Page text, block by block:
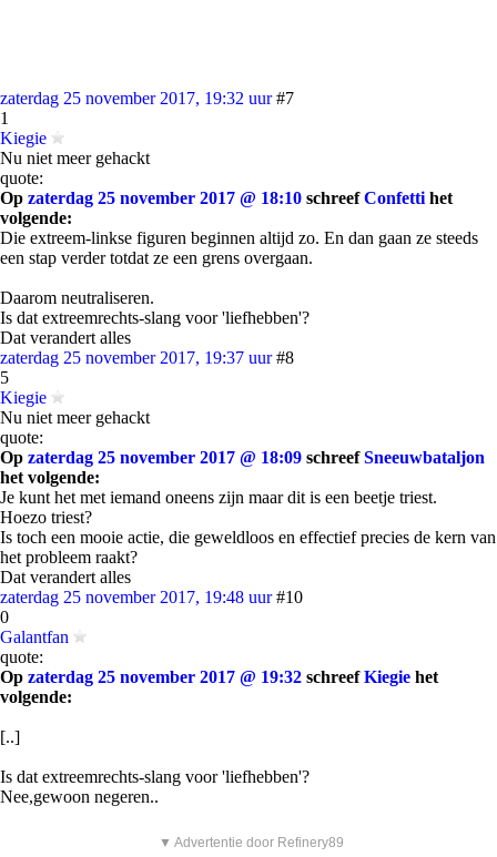
zaterdag 25 november 2017, 19:32 uur #7
1
Kiegie
Nu niet meer gehackt
quote:
Op zaterdag 25 november 2017 @ 18:10 schreefConfetti het
volgende:
Die extreem-linkse figuren beginnen altijd zo. En dan gaan ze steeds
een stap verder totdat ze een grens overgaan.
Daarom neutraliseren.
Is dat extreemrechts-slang voor 'liefhebben'?
Dat verandert alles
zaterdag 25 november 2017, 19:37 uur #8
5
Kiegie
Nu niet meer gehackt
quote:
Op zaterdag 25 november 2017 @ 18:09 schreefSneeuwbataljon
het volgende:
Je kunt het met iemand oneens zijn maar dit is een beetje triest.
Hoezo triest?
Is toch een mooie actie, die geweldloos en effectief precies de kern van
het probleem raakt?
Dat verandert alles
zaterdag 25 november 2017, 19:48 uur #10
0
Galantfan
quote:
Op zaterdag 25 november 2017 @ 19:32 schreefKiegie het
volgende:
[..]
Is dat extreemrechts-slang voor 'liefhebben'?
Nee,gewoon negeren..
▼ Advertentie door Refinery89